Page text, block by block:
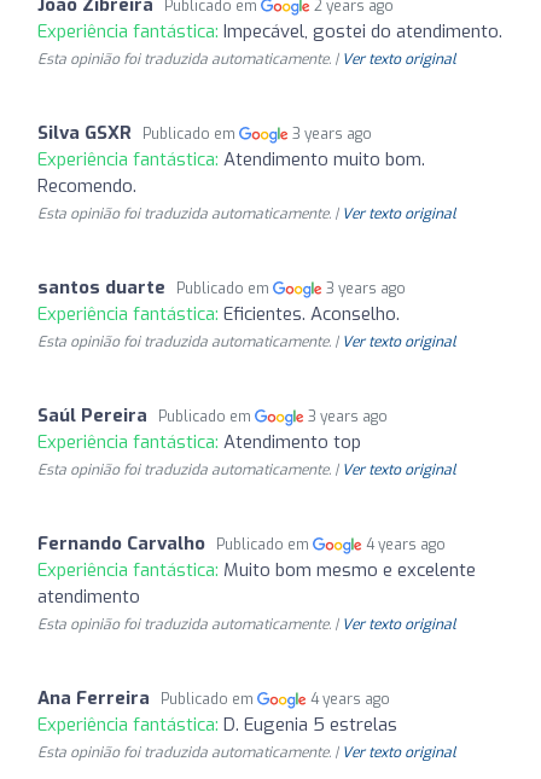
Publicado em 2 years ago
Experiência fantástica: Impecável, gostei do atendimento.
Esta opinião foi traduzida automaticamente. | Ver texto original
Silva GSXR Publicado em 3 years ago
Experiência fantástica: Atendimento muito bom.
Recomendo.
Esta opinião foi traduzida automaticamente. | Ver texto original
santos duarte Publicado em 3 years ago
Experiência fantástica: Eficientes. Aconselho.
Esta opinião foi traduzida automaticamente. | Ver texto original
Saúl Pereira Publicado em 3 years ago
Experiência fantástica: Atendimento top
Esta opinião foi traduzida automaticamente. | Ver texto original
Fernando Carvalho Publicado em 4 years ago
Experiência fantástica: Muito bom mesmo e excelente
atendimento
Esta opinião foi traduzida automaticamente. | Ver texto original
Ana Ferreira Publicado em 4 years ago
Experiência fantástica: D. Eugenia 5 estrelas
Esta opinião foi traduzida automaticamente. | Ver texto original